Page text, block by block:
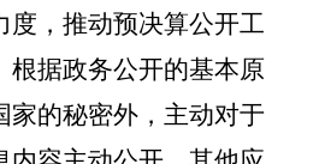
度，推动预决算公开工
根据政务公开的基本原
家的秘密外，主动对于